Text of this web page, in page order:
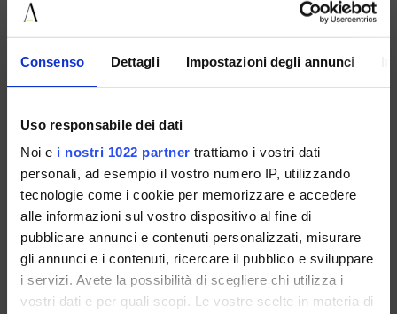
Consenso Dettagli Impostazioni degli annunci
Uso responsabile dei dati
Noi e i nostri 1022 partner trattiamo i vostri dati
personali, ad esempio il vostro numero IP, utilizzando
tecnologie come i cookie per memorizzare e accedere
alle informazioni sul vostro dispositivo al fine di
pubblicare annunci e contenuti personalizzati, misurare
gli annunci e i contenuti, ricercare il pubblico e sviluppare
i servizi. Avete la possibilità di scegliere chi utilizza i
vostri dati e per quali scopi. Le vostre scelte in materia di
36 37 38 40